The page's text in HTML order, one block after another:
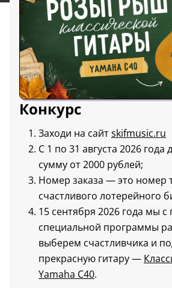
Конкурс
Заходи на сайтskifmusic.ru
С 1 по 31 августа 2026 года
сумму от 2000 рублей;
Номер заказа — это номер
счастливого лотерейного
15 сентября 2026 года мы
специальной программы
выберем счастливчика и
прекрасную гитару —
Yamaha C40.